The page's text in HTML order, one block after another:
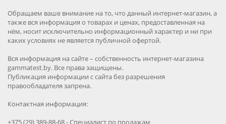
Обращаем ваше внимание на то, что данный интернет-магазин, а
также вся информация о товарах и ценах, предоставленная на
нём, носит исключительно информационный характер и ни при
каких условиях не является публичной офертой.
Вся информация на сайте – собственность интернет-магазина
gammatest.by. Все права защищены.
Публикация информации с сайта без разрешения
правообладателя запрена.
Контактная информация:
+375 (29) 389-88-68 - Специалист по продажам